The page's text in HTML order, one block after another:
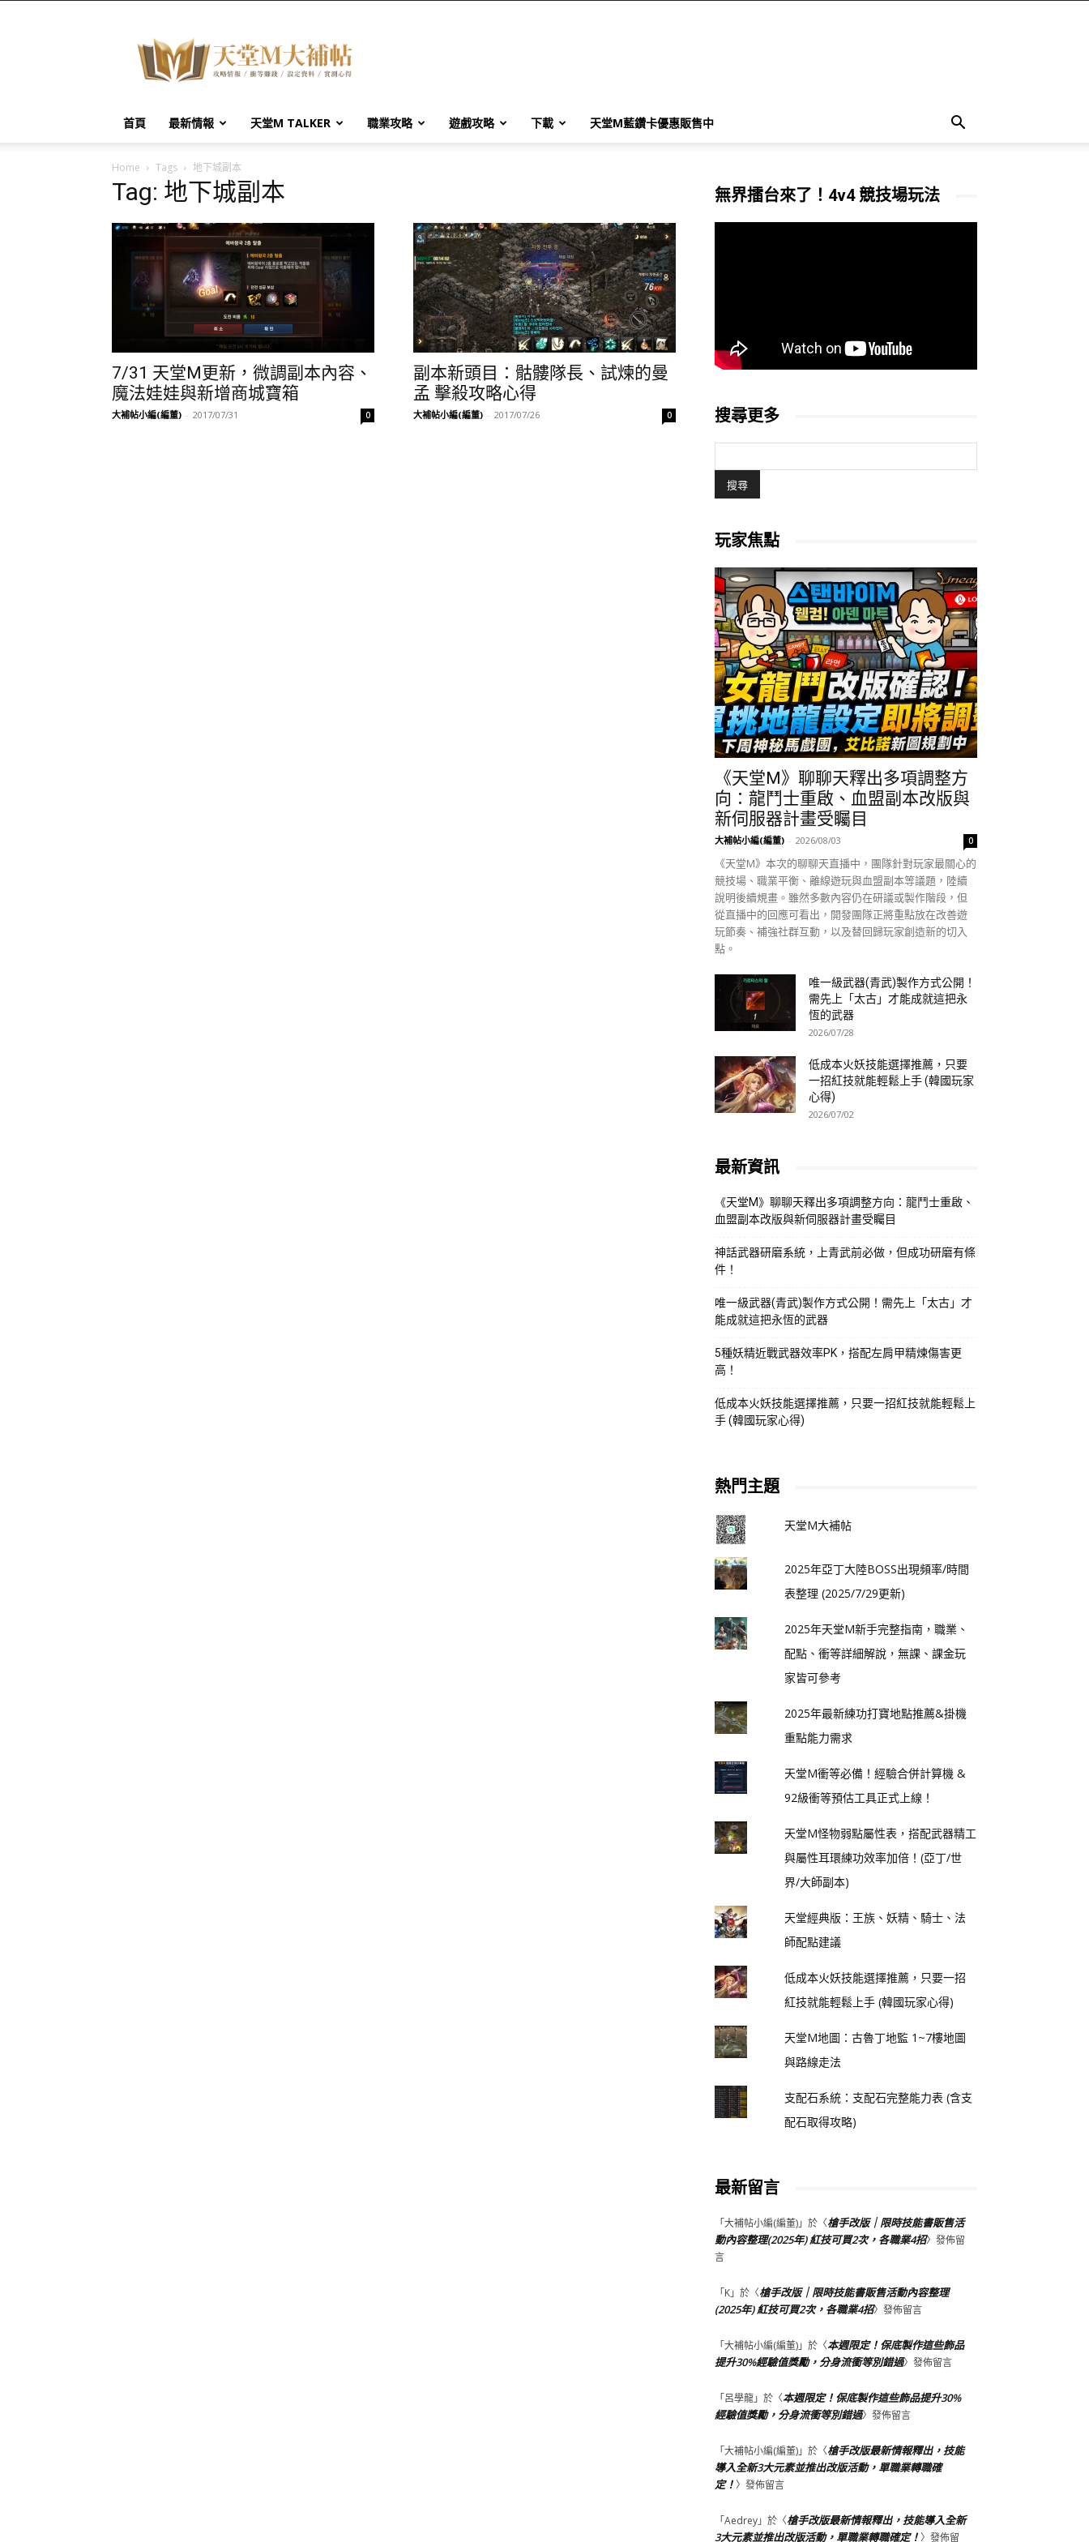
堂
M
大
帖
首頁 最新情報 天堂M TALKER 職業攻略 遊戲攻略 下載 天堂M藍鑽卡優惠販售中
Home Tags 地下城副本
Tag: 地下城副本
7/31 天堂M更新，微調副本內容、
魔法娃娃與新增商城寶箱
大補帖小編(編董) - 2017/07/31 0
副本新頭目：骷髏隊長、試煉的曼
孟 擊殺攻略心得
大補帖小編(編董) - 2017/07/26 0
無界擂台來了！4v4 競技場玩法
搜尋更多
玩家焦點
《天堂M》聊聊天釋出多項調整方
向：龍鬥士重啟、血盟副本改版與
新伺服器計畫受矚目
大補帖小編(編董) - 2026/08/03 0
《天堂M》本次的聊聊天直播中，團隊針對玩家最關心的
競技場、職業平衡、離線遊玩與血盟副本等議題，陸續
說明後續規畫。雖然多數內容仍在研議或製作階段，但
從直播中的回應可看出，開發團隊正將重點放在改善遊
玩節奏、補強社群互動，以及替回歸玩家創造新的切入
點。
唯一級武器(青武)製作方式公開！
需先上「太古」才能成就這把永
恆的武器
2026/07/28
低成本火妖技能選擇推薦，只要
一招紅技就能輕鬆上手 (韓國玩家
心得)
2026/07/02
最新資訊
《天堂M》聊聊天釋出多項調整方向：龍鬥士重啟、
血盟副本改版與新伺服器計畫受矚目
神話武器研磨系統，上青武前必做，但成功研磨有條
件！
唯一級武器(青武)製作方式公開！需先上「太古」才
能成就這把永恆的武器
5種妖精近戰武器效率PK，搭配左肩甲精煉傷害更
高！
低成本火妖技能選擇推薦，只要一招紅技就能輕鬆上
手 (韓國玩家心得)
熱門主題
天堂M大補帖
2025年亞丁大陸BOSS出現頻率/時間
表整理 (2025/7/29更新)
2025年天堂M新手完整指南，職業、
配點、衝等詳細解說，無課、課金玩
家皆可參考
2025年最新練功打寶地點推薦&掛機
重點能力需求
天堂M衝等必備！經驗合併計算機 &
92級衝等預估工具正式上線！
天堂M怪物弱點屬性表，搭配武器精工
與屬性耳環練功效率加倍！(亞丁/世
界/大師副本)
天堂經典版：王族、妖精、騎士、法
師配點建議
低成本火妖技能選擇推薦，只要一招
紅技就能輕鬆上手 (韓國玩家心得)
天堂M地圖：古魯丁地監 1~7樓地圖
與路線走法
支配石系統：支配石完整能力表 (含支
配石取得攻略)
最新留言
「大補帖小編(編董)」於〈槍手改版｜限時技能書販售活
動內容整理(2025年) 紅技可買2次，各職業4招〉發佈留
言
「K」於〈槍手改版｜限時技能書販售活動內容整理
(2025年) 紅技可買2次，各職業4招〉發佈留言
「大補帖小編(編董)」於〈本週限定！保底製作這些飾品
提升30%經驗值獎勵，分身流衝等別錯過〉發佈留言
「呂學龍」於〈本週限定！保底製作這些飾品提升30%
經驗值獎勵，分身流衝等別錯過〉發佈留言
「大補帖小編(編董)」於〈槍手改版最新情報釋出，技能
導入全新3大元素並推出改版活動，單職業轉職確
定！〉發佈留言
「Aedrey」於〈槍手改版最新情報釋出，技能導入全新
3大元素並推出改版活動，單職業轉職確定！〉發佈留